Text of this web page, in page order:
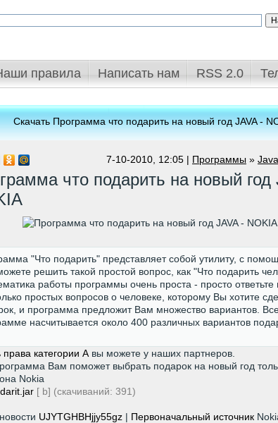
правила Написать нам RSS 2.0
Скачать Программа что подарить на новый год JAVA -
7-10-2010, 12:05 | Программы »
что подарить на новый год
"Что подарить" представляет собой утилиту, с
решить такой простой вопрос, как "Что подарить
работы программы очень проста - просто ответьте
простых вопросов о человеке, которому Вы хотите
и программа предложит Вам множество вариантов.
насчитывается около 400 различных вариантов
права категории А вы можете у наших партнеров.
Вам поможет выбрать подарок на новый год
Nokia
[ b] (cкачиваний: 391)
UJYTGHBHjjy55gz | Первоначальный источник